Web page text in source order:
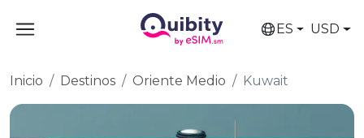
ES USD
Inicio Destinos Oriente Medio Kuwait